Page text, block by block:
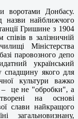
воротами Донбасу.
назви найближчого
Гришине з 1904
в залізничній
Міністерства
паровозного депо
український
спадщину якого для
культури важко
– це не "обробки", а
на основі
слави найкращого